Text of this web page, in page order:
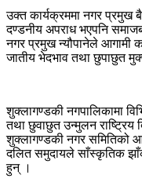
उक्त कार्यक्रममा नगर प्रमुख
दण्डनीय अपराध भएपनि
नगर प्रमुख न्यौपानेले आगामी
जातीय भेदभाव तथा छुपाछुत
शुक्लागण्डकी नगपालिकामा
तथा छुवाछुत उन्मुलन
शुक्लागण्डकी नगर समितिको
दलित समुदायले साँस्कृतिक
हुन् ।